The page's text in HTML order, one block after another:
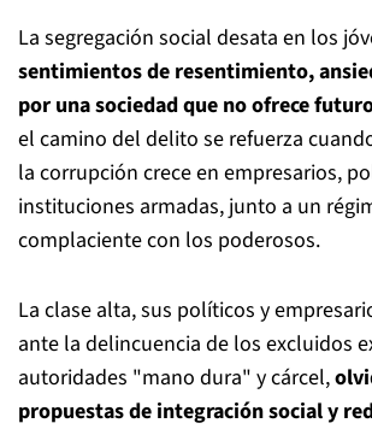
La segregación social desata en los
sentimientos de resentimiento,
por una sociedad que no ofrece
el camino del delito se refuerza
la corrupción crece en empresarios,
instituciones armadas, junto a un
complaciente con los poderosos.
La clase alta, sus políticos y
ante la delincuencia de los excluidos
autoridades "mano dura" y cárcel,
propuestas de integración social y